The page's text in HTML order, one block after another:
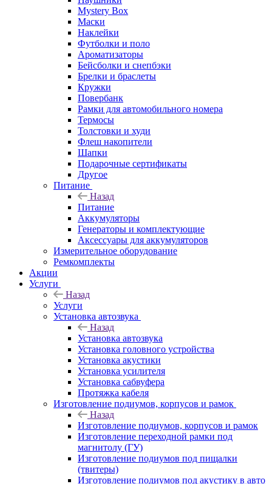
Mystery Box
Маски
Наклейки
Футболки и поло
Ароматизаторы
Бейсболки и снепбэки
Брелки и браслеты
Кружки
Повербанк
Рамки для автомобильного номера
Термосы
Толстовки и худи
Флеш накопители
Шапки
Подарочные сертификаты
Другое
Питание
Назад
Питание
Аккумуляторы
Генераторы и комплектующие
Аксессуары для аккумуляторов
Измерительное оборудование
Ремкомплекты
Акции
Услуги
Назад
Услуги
Установка автозвука
Назад
Установка автозвука
Установка головного устройства
Установка акустики
Установка усилителя
Установка сабвуфера
Протяжка кабеля
Изготовление подиумов, корпусов и рамок
Назад
Изготовление подиумов, корпусов и рамок
Изготовление переходной рамки под
магнитолу (ГУ)
Изготовление подиумов под пищалки
(твитеры)
Изготовление подиумов под акустику в авто